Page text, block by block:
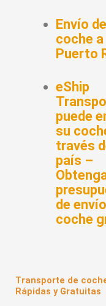
Envío
coche a
Puerto
eShip
puede
su
través
país –
de
coche
Transporte de
Rápidas y Gratuitas